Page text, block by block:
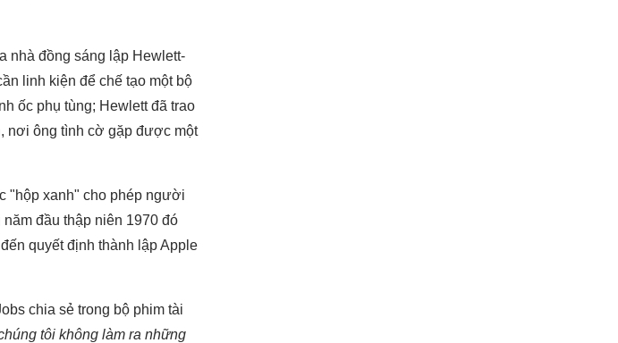
nhà đồng sáng lập Hewlett-
linh kiện để chế tạo một bộ
ốc phụ tùng; Hewlett đã trao
nơi ông tình cờ gặp được một
"hộp xanh" cho phép người
đầu thập niên 1970 đó
quyết định thành lập Apple
chia sẻ trong bộ phim tài
tôi không làm ra những